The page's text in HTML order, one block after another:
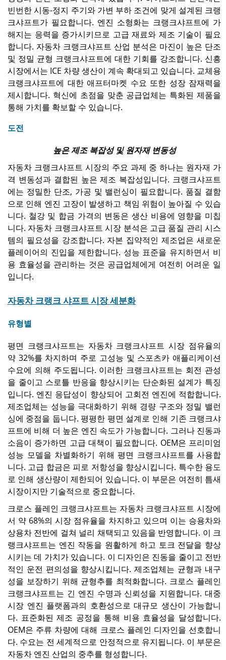
빈번한 시동-정지 주기와 가변 부하 조건에 맞게 설계된 크랭
크샤프트가 필요합니다. 엔진 소형화는 크랭크샤프트에 가
해지는 응력을 증가시키므로 고급 재료와 제조 기술이 필요
합니다. 자동차 크랭크샤프트 산업 분석은 마진이 높은 단조
및 정밀 균형 크랭크샤프트에 대한 기회를 강조합니다. 신흥
시장에서는 ICE 차량 생산이 계속 확대되고 있습니다. 교체용
크랭크샤프트에 대한 애프터마켓 수요 또한 성장 잠재력을
제시합니다. 혁신에 초점을 맞춘 공급업체는 특화된 제품을
통해 가치를 확보할 수 있습니다.
도전
높은 제조 복잡성 및 원자재 변동성
자동차 크랭크샤프트 시장의 주요 과제 중 하나는 원자재 가
격 변동성과 결합된 높은 제조 복잡성입니다. 크랭크샤프트
에는 정밀한 단조, 가공 및 밸런싱이 필요합니다. 품질 결함
으로 인해 엔진 고장이 발생하고 책임 위험이 높아질 수 있습
니다. 철강 및 합금 가격의 변동은 생산 비용에 영향을 미칩
니다. 자동차 크랭크샤프트 시장 분석은 고급 품질 관리 시스
템의 필요성을 강조합니다. 자본 집약적인 제조업은 새로운
플레이어의 진입을 제한합니다. 성능 표준을 유지하면서 비
용 효율성을 관리하는 것은 공급업체에게 여전히 어려운 일
입니다.
자동차 크랭크 샤프트 시장 세분화
유형별
평면 크랭크샤프트는 자동차 크랭크샤프트 시장 점유율의
약 32%를 차지하며 주로 고성능 및 스포츠카 애플리케이션
수요에 의해 주도됩니다. 이러한 크랭크샤프트는 회전 관성
을 줄이고 스로틀 반응을 향상시키는 단순화된 설계가 특징
입니다. 엔진 응답성이 향상되어 고회전 엔진에 적합합니다.
제조업체는 성능을 극대화하기 위해 경량 구조와 정밀 밸런
싱에 중점을 둡니다. 평평한 평면 설계로 인해 기존 크랭크샤
프트에 비해 더 높은 엔진 속도가 가능합니다. 그러나 진동과
소음이 증가하면 고급 대책이 필요합니다. OEM은 프리미엄
성능 모델을 차별화하기 위해 평면 크랭크샤프트를 사용합
니다. 고급 합금은 피로 저항성을 향상시킵니다. 특수한 용도
로 인해 생산량이 제한되어 있습니다. 이 부문은 여전히 ​​틈새
시장이지만 기술적으로 중요합니다.
크로스 플레인 크랭크샤프트는 자동차 크랭크샤프트 시장에
서 약 68%의 시장 점유율을 차지하고 있으며 이는 승용차와
상용차 전반에 걸쳐 널리 채택되고 있음을 반영합니다. 이 크
랭크샤프트는 엔진 작동을 원활하게 하고 토크 전달을 향상
시키는 데 가치가 있습니다. 이 디자인은 진동을 줄이고 전반
적인 운전 편의성을 향상시킵니다. 제조업체는 균형과 내구
성을 보장하기 위해 균형추를 최적화합니다. 크로스 플레인
크랭크샤프트는 긴 엔진 수명과 신뢰성을 지원합니다. 대중
시장 엔진 플랫폼과의 호환성으로 대규모 생산이 가능합니
다. 표준화된 제조 공정을 통해 비용 효율성을 달성합니다.
OEM은 주류 차량에 대해 크로스 플레인 디자인을 선호합니
다. 수요는 전 세계적으로 안정적으로 유지됩니다. 이 부문은
자동차 엔진 산업의 중추를 형성합니다.